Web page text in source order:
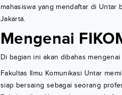
mahasiswa yang mendaftar di Untar
Jakarta.
Mengenai
Di bagian ini akan dibahas
Fakultas Ilmu Komunikasi Untar
siap bersaing sebagai seorang